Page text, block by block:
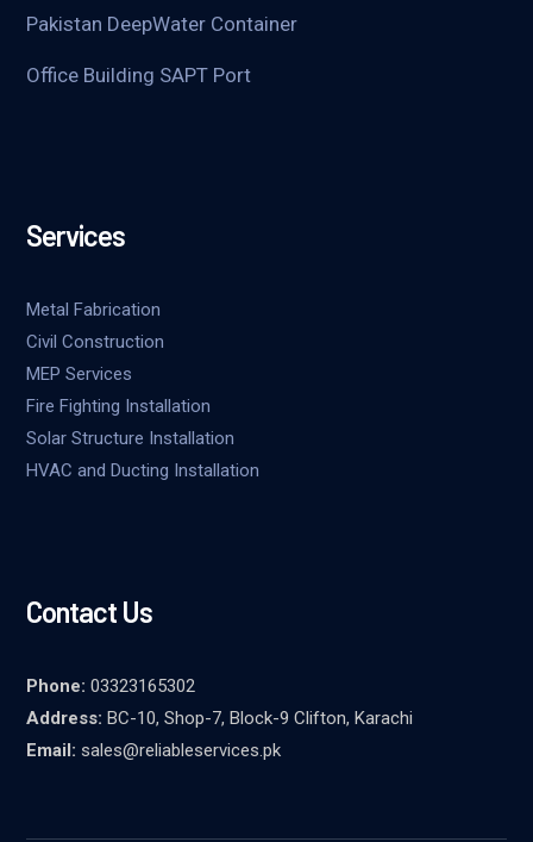
Pakistan DeepWater Container
Office Building SAPT Port
Services
Metal Fabrication
Civil Construction
MEP Services
Fire Fighting Installation
Solar Structure Installation
HVAC and Ducting Installation
Contact Us
Phone: 03323165302
Address: BC-10, Shop-7, Block-9 Clifton, Karachi
Email: sales@reliableservices.pk